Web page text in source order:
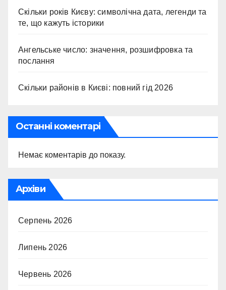
Скільки років Києву: символічна дата, легенди та
те, що кажуть історики
Ангельське число: значення, розшифровка та
послання
Скільки районів в Києві: повний гід 2026
Останні коментарі
Немає коментарів до показу.
Архіви
Серпень 2026
Липень 2026
Червень 2026